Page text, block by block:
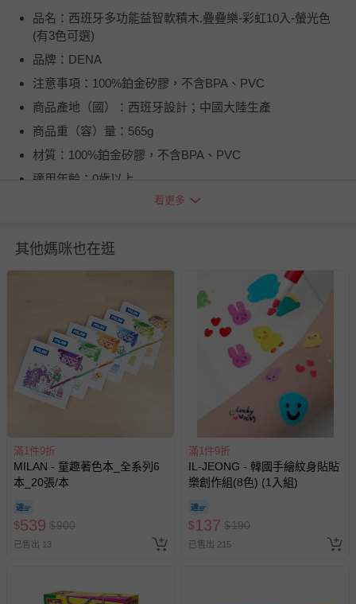
品名：西班牙多功能益智軟積木.疊疊樂-彩虹10入-螢光色
(有3色可選)
品牌：DENA
注意事項：100%鉑金矽膠，不含BPA、PVC
商品產地（國）：西班牙設計；中國大陸生產
商品重（容）量：565g
材質：100%鉑金矽膠，不含BPA、PVC
適用年齡：0歲以上
BSMI商品檢驗標識字號：M38287
您所購買的商品享有7天的鑑賞期／猶豫期權益，但此期間
包含完整包裝、配件、說明文件及贈品等。
如需退換貨，請於收到商品7天（含例假日內提出），如為
瑕疵退換貨所產生的運費，將由媽咪愛負責處理，若非瑕疵
退貨，您可至『查詢訂單』>『已出貨』中查詢該筆訂單，
並點選『我要退貨』即可進行申請。若有相關退貨問題，請
至媽咪愛
LINE@客服ID: @mamilove
我們將依序為您處理
與服務，謝謝。
針對滿件折/滿額贈…等活動，如因部份退貨，而該訂單保
留商品未達活動門檻，將以原價計算，活動贈品亦需一併退
回。
部分商品依據消費者保護法的規定，不適用七天鑑賞期/猶
豫期範圍：
看更多
其他媽咪也在逛
滿1件9折
MILAN - 童趣著色本_全系列6
本_20張/本
$539 $900
已售出 13
滿1件9折
IL-JEONG - 韓國手繪紋身貼貼
樂創作組(8色) (1入組)
$137 $190
已售出 215